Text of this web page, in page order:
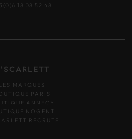
18 08 52 48
LES MARQUES
PARIS
ANNECY
NOGENT
RECRUTE